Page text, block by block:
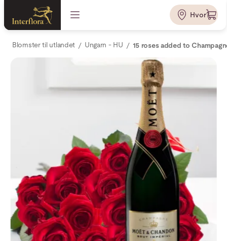
Hvor?
Blomster til utlandet Ungarn - HU 15 roses added to